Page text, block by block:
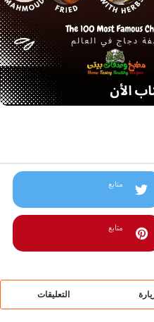
متابع
متابع
التعليقات